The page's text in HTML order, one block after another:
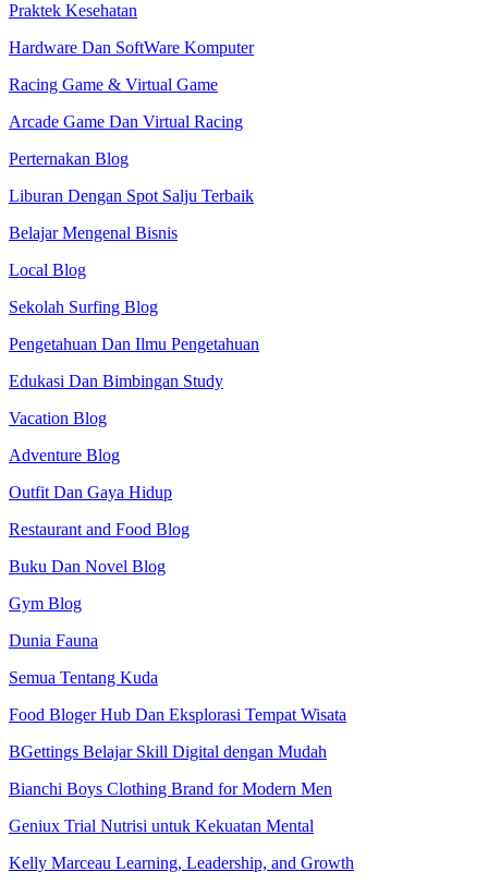
Praktek Kesehatan
Hardware Dan SoftWare Komputer
Racing Game & Virtual Game
Arcade Game Dan Virtual Racing
Perternakan Blog
Liburan Dengan Spot Salju Terbaik
Belajar Mengenal Bisnis
Local Blog
Sekolah Surfing Blog
Pengetahuan Dan Ilmu Pengetahuan
Edukasi Dan Bimbingan Study
Vacation Blog
Adventure Blog
Outfit Dan Gaya Hidup
Restaurant and Food Blog
Buku Dan Novel Blog
Gym Blog
Dunia Fauna
Semua Tentang Kuda
Food Bloger Hub Dan Eksplorasi Tempat Wisata
BGettings Belajar Skill Digital dengan Mudah
Bianchi Boys Clothing Brand for Modern Men
Geniux Trial Nutrisi untuk Kekuatan Mental
Kelly Marceau Learning, Leadership, and Growth